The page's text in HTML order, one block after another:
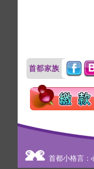
首都小格言：